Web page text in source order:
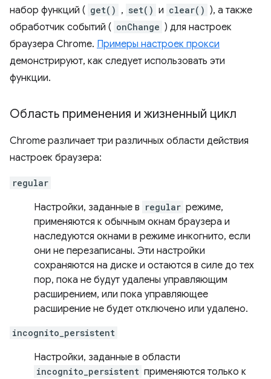
набор функций ( get() , set() и clear() ), а также
обработчик событий ( onChange ) для настроек
браузера Chrome. Примеры настроек прокси
демонстрируют, как следует использовать эти
функции.
Область применения и жизненный цикл
Chrome различает три различных области действия
настроек браузера:
regular
Настройки, заданные в regular режиме,
применяются к обычным окнам браузера и
наследуются окнами в режиме инкогнито, если
они не перезаписаны. Эти настройки
сохраняются на диске и остаются в силе до тех
пор, пока не будут удалены управляющим
расширением, или пока управляющее
расширение не будет отключено или удалено.
incognito_persistent
Настройки, заданные в области
incognito_persistent применяются только к